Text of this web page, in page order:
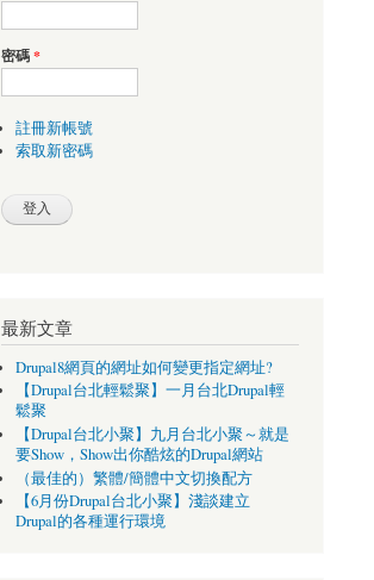
密碼*
註冊新帳號
索取新密碼
最新文章
Drupal8網頁的網址如何變更指定網址?
【Drupal台北輕鬆聚】一月台北Drupal輕
鬆聚
【Drupal台北小聚】九月台北小聚～就是
要Show，Show出你酷炫的Drupal網站
（最佳的）繁體/簡體中文切換配方
【6月份Drupal台北小聚】淺談建立
Drupal的各種運行環境